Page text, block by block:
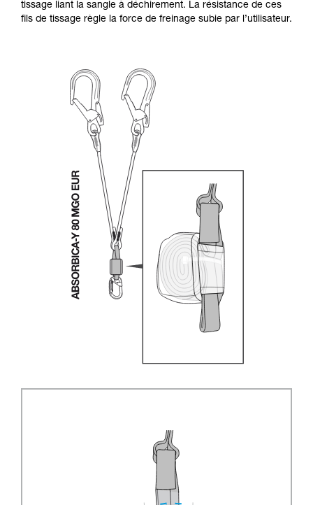
tissage liant la sangle à déchirement. La résistance de ces
fils de tissage règle la force de freinage subie par l’utilisateur.